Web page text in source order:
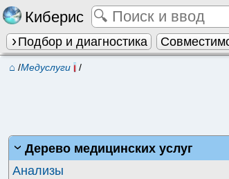
Киберис
Подбор и диагностика
⌂ /Медуслуги /
Дерево медицинских услуг
Анализы